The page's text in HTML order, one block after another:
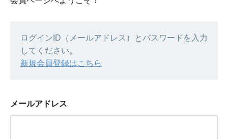
ログインID（メールアドレス）とパスワードを入力
してください。
新規会員登録はこちら
メールアドレス